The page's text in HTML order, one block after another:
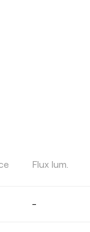
Sélectionner
Flux lum.
-